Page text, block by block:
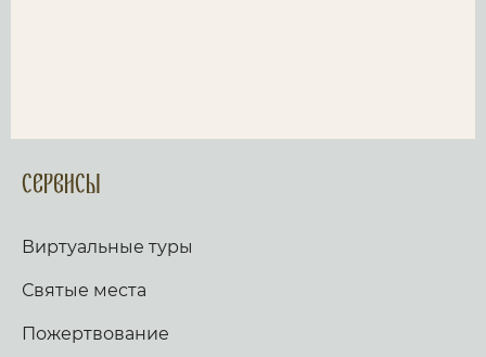
Сервисы
Виртуальные туры
Святые места
Пожертвование